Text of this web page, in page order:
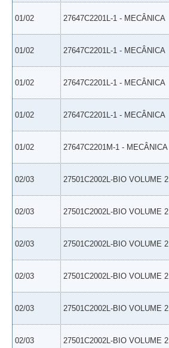
01/02 27647C2201L-1 - MECÂNICA
01/02 27647C2201L-1 - MECÂNICA
01/02 27647C2201L-1 - MECÂNICA
01/02 27647C2201L-1 - MECÂNICA
01/02 27647C2201M-1 - MECÂNICA
02/03 27501C2002L-BIO VOLUME 2
02/03 27501C2002L-BIO VOLUME 2
02/03 27501C2002L-BIO VOLUME 2
02/03 27501C2002L-BIO VOLUME 2
02/03 27501C2002L-BIO VOLUME 2
02/03 27501C2002L-BIO VOLUME 2